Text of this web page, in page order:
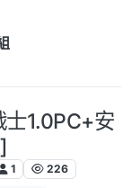
1.0PC+安
1 226